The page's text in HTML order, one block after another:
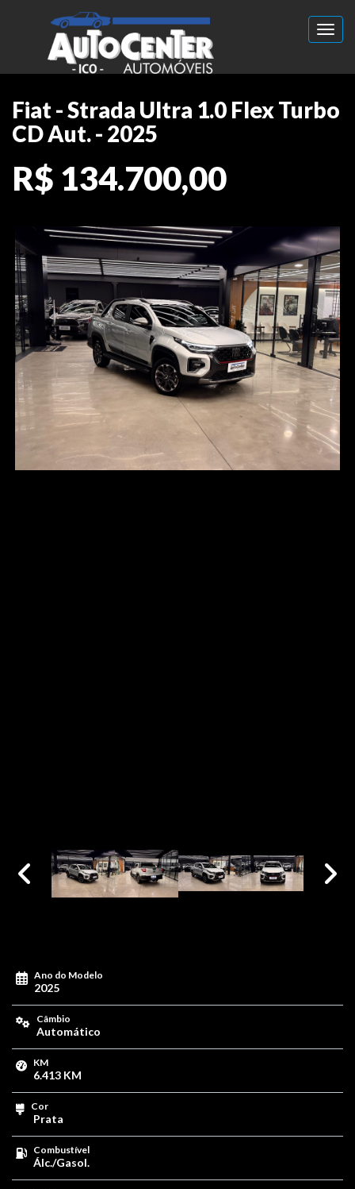
Fiat - Strada Ultra 1.0 Flex Turbo
CD Aut. - 2025
R$ 134.700,00
Ano do Modelo
2025
Câmbio
Automático
KM
6.413 KM
Cor
Prata
Combustível
Álc./Gasol.